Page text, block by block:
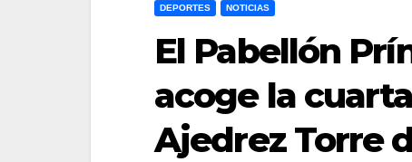
DEPORTES NOTICIAS
El Pabellón
acoge la
Ajedrez Torre